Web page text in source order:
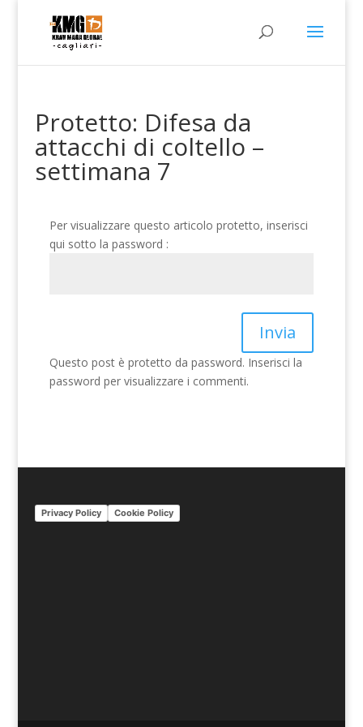
Protetto: Difesa da
attacchi di coltello –
settimana 7
Per visualizzare questo articolo protetto, inserisci
qui sotto la password :
Invia
Questo post è protetto da password. Inserisci la
password per visualizzare i commenti.
Privacy Policy Cookie Policy